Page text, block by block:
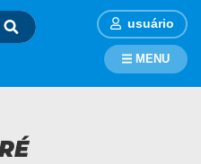
usuário
MENU